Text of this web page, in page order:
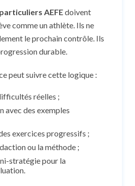
AEFEdoivent
comme un athlète. Ils ne
le prochain contrôle. Ils
durable.
peut suivre cette logique :
réelles ;
avec des exemples
exercices progressifs ;
ou la méthode ;
stratégie pour la